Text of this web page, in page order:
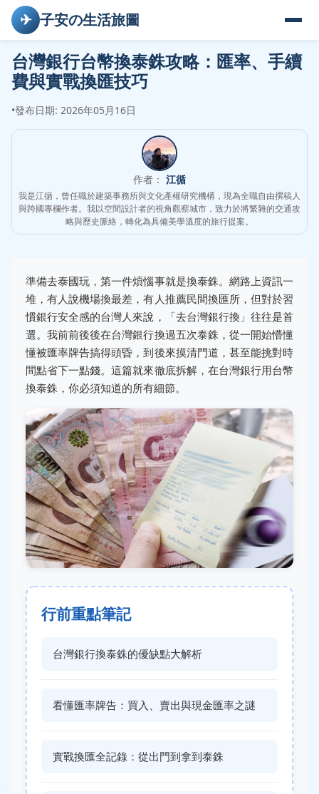
✈ 子安の生活旅圖
台灣銀行台幣換泰銖攻略：匯率、手續
費與實戰換匯技巧
•發布日期: 2026年05月16日
作者： 江循
我是江循，曾任職於建築事務所與文化產權研究機構，現為全職自由撰稿人
與跨國專欄作者。我以空間設計者的視角觀察城市，致力於將繁雜的交通攻
略與歷史脈絡，轉化為具備美學溫度的旅行提案。
準備去泰國玩，第一件煩惱事就是換泰銖。網路上資訊一
堆，有人說機場換最差，有人推薦民間換匯所，但對於習
慣銀行安全感的台灣人來說，「去台灣銀行換」往往是首
選。我前前後後在台灣銀行換過五次泰銖，從一開始懵懂
懂被匯率牌告搞得頭昏，到後來摸清門道，甚至能挑對時
間點省下一點錢。這篇就來徹底拆解，在台灣銀行用台幣
換泰銖，你必須知道的所有細節。
行前重點筆記
台灣銀行換泰銖的優缺點大解析
看懂匯率牌告：買入、賣出與現金匯率之謎
實戰換匯全記錄：從出門到拿到泰銖